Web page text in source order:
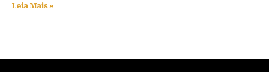
Leia Mais »